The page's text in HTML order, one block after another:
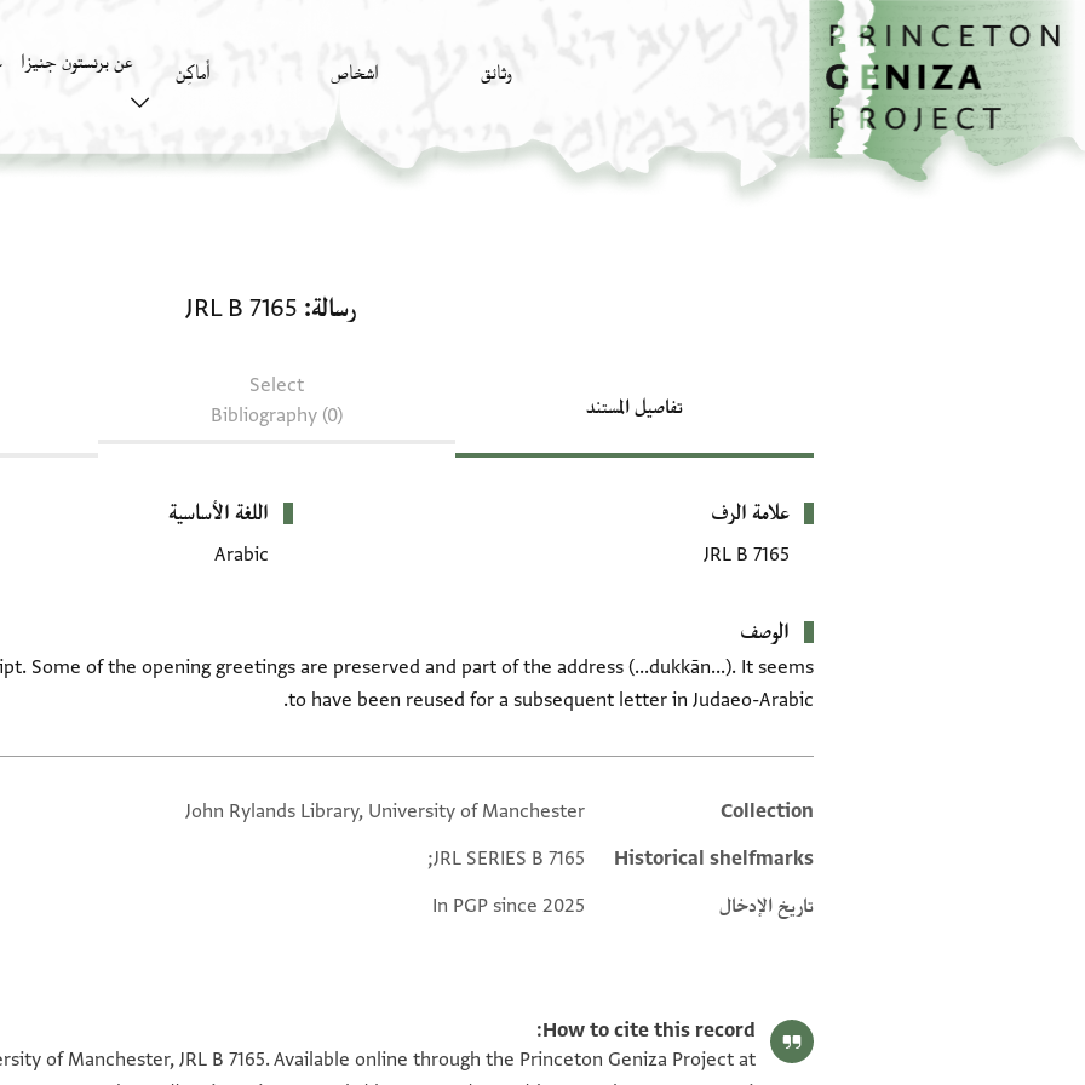
تخطي إلى المحتوى الرئيسي
الصفحة الرئيسية
وثائق اشخاص أَماكِن عن برنستون جنيزا
رسالة JRL B 7165
تفاصيل المستند
Select
Bibliography (0)
بيانات التعريف
علامة الرف
JRL B 7165
اللغة الأساسية
Arabic
الوصف
Some of the opening greetings are preserved and part of the address (...dukkān...). It seems
to have been reused for a subsequent letter in Judaeo-Arabic.
Additional metadata
Collection
John Rylands Library, University of Manchester
Historical shelfmarks
JRL SERIES B 7165;
تاريخ الإدخال
In PGP since 2025
How to cite this record:
of Manchester, JRL B 7165. Available online through the Princeton Geniza Project at